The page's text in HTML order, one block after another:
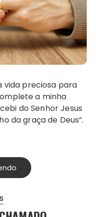
a minha
do Senhor Jesus
da graça de Deus”.